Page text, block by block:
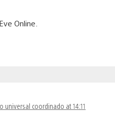
Online.
universal coordinado at 14:11